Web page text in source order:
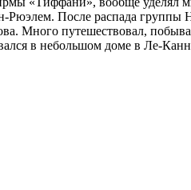
После распада группы
Много путешествовал,
в небольшом доме в Ле-